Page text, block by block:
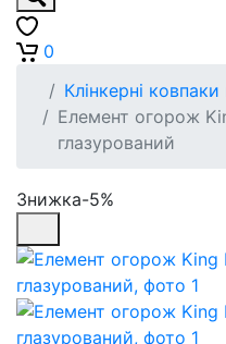
0
Клінкерні
Елемент огорож
глазурований
Знижка-5%